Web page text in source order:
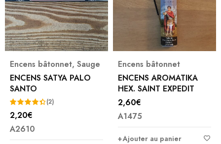
Encens bâtonnet, Sauge
ENCENS SATYA PALO
SANTO
Note
4.50
(2)
2,20€
A2610
Encens bâtonnet
ENCENS AROMATIKA
HEX. SAINT EXPEDIT
2,60€
A1475
Ajouter au panier